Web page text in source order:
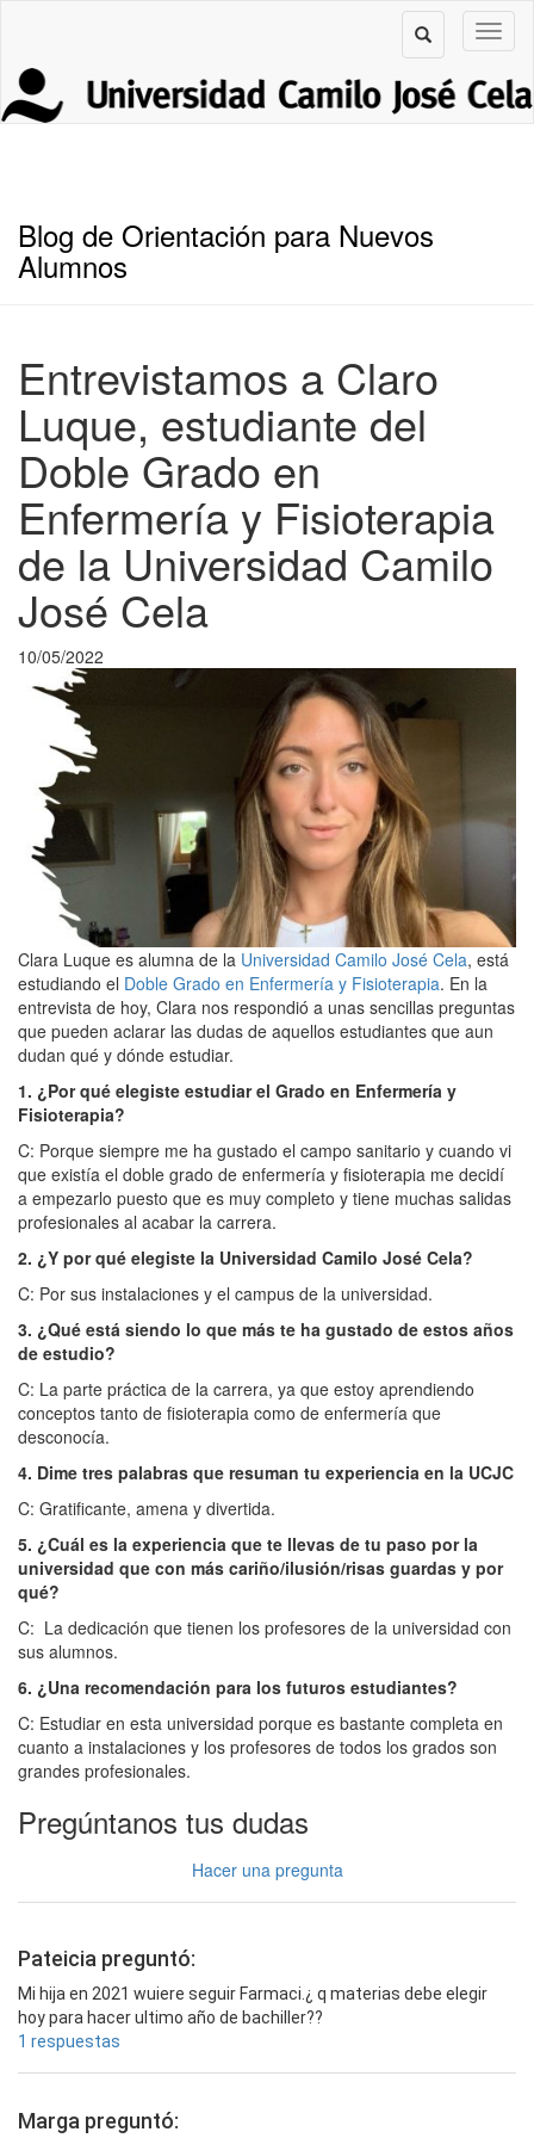
Blog de Orientación para Nuevos
Alumnos
Entrevistamos a Claro
Luque, estudiante del
Doble Grado en
Enfermería y Fisioterapia
de la Universidad Camilo
José Cela
10/05/2022
Clara Luque es alumna de la Universidad Camilo José Cela, está
estudiando el Doble Grado en Enfermería y Fisioterapia. En la
entrevista de hoy, Clara nos respondió a unas sencillas preguntas
que pueden aclarar las dudas de aquellos estudiantes que aun
dudan qué y dónde estudiar.
1. ¿Por qué elegiste estudiar el Grado en Enfermería y
Fisioterapia?
C: Porque siempre me ha gustado el campo sanitario y cuando vi
que existía el doble grado de enfermería y fisioterapia me decidí
a empezarlo puesto que es muy completo y tiene muchas salidas
profesionales al acabar la carrera.
2. ¿Y por qué elegiste la Universidad Camilo José Cela?
C: Por sus instalaciones y el campus de la universidad.
3. ¿Qué está siendo lo que más te ha gustado de estos años
de estudio?
C: La parte práctica de la carrera, ya que estoy aprendiendo
conceptos tanto de fisioterapia como de enfermería que
desconocía.
4. Dime tres palabras que resuman tu experiencia en la UCJC
C: Gratificante, amena y divertida.
5. ¿Cuál es la experiencia que te llevas de tu paso por la
universidad que con más cariño/ilusión/risas guardas y por
qué?
C: La dedicación que tienen los profesores de la universidad con
sus alumnos.
6. ¿Una recomendación para los futuros estudiantes?
C: Estudiar en esta universidad porque es bastante completa en
cuanto a instalaciones y los profesores de todos los grados son
grandes profesionales.
Pregúntanos tus dudas
Hacer una pregunta
Pateicia preguntó:
Mi hija en 2021 wuiere seguir Farmaci.¿ q materias debe elegir
hoy para hacer ultimo año de bachiller??
1 respuestas
Marga preguntó: